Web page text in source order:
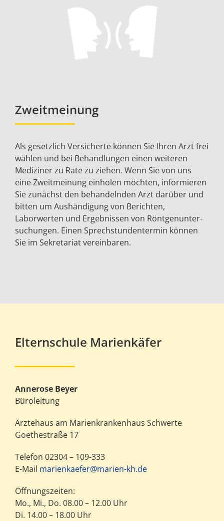
Zweitmeinung
Als gesetzlich Versicherte können Sie Ihren Arzt frei
wählen und bei Behandlungen einen weiteren
Mediziner zu Rate zu ziehen. Wenn Sie von uns
eine Zweitmeinung einholen möchten, informieren
Sie zunächst den behandelnden Arzt darüber und
bitten um Aushändigung von Berichten,
Laborwerten und Ergebnissen von Röntgenunter­
suchungen. Einen Sprechstunden­termin können
Sie im Sekretariat vereinbaren.
Elternschule Marienkäfer
Annerose Beyer
Büroleitung
Ärztehaus am Marienkrankenhaus Schwerte
Goethestraße 17
Telefon 02304 – 109-333
E-Mail marienkaefer@marien-kh.de
Öffnungszeiten:
Mo., Mi., Do. 08.00 – 12.00 Uhr
Di. 14.00 – 18.00 Uhr